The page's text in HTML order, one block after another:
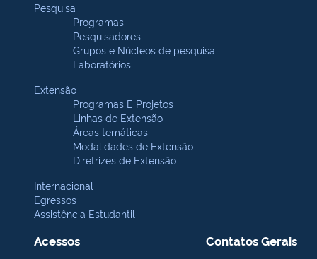
Pesquisa
Programas
Pesquisadores
Grupos e Núcleos de pesquisa
Laboratórios
Extensão
Programas E Projetos
Linhas de Extensão
Áreas temáticas
Modalidades de Extensão
Diretrizes de Extensão
Internacional
Egressos
Assistência Estudantil
Acessos Contatos Gerais